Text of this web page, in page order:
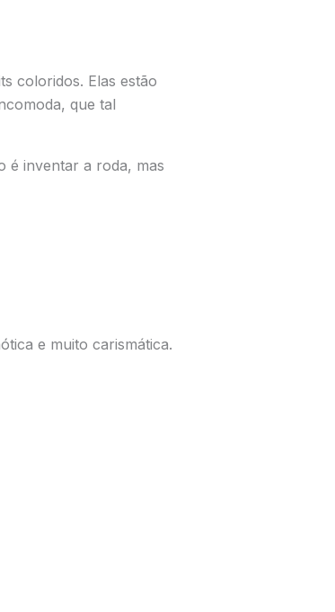
coloridos. Elas estão
que tal
é inventar a roda, mas
e muito carismática.